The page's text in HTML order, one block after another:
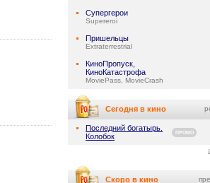
Супергерои
Supereroi
Пришельцы
Extraterrestrial
КиноПропуск,
КиноКатастрофа
MoviePass, MovieCrash
Сегодня в кино
Последний богатырь.
Колобок
ПРОМО
Скоро в кино